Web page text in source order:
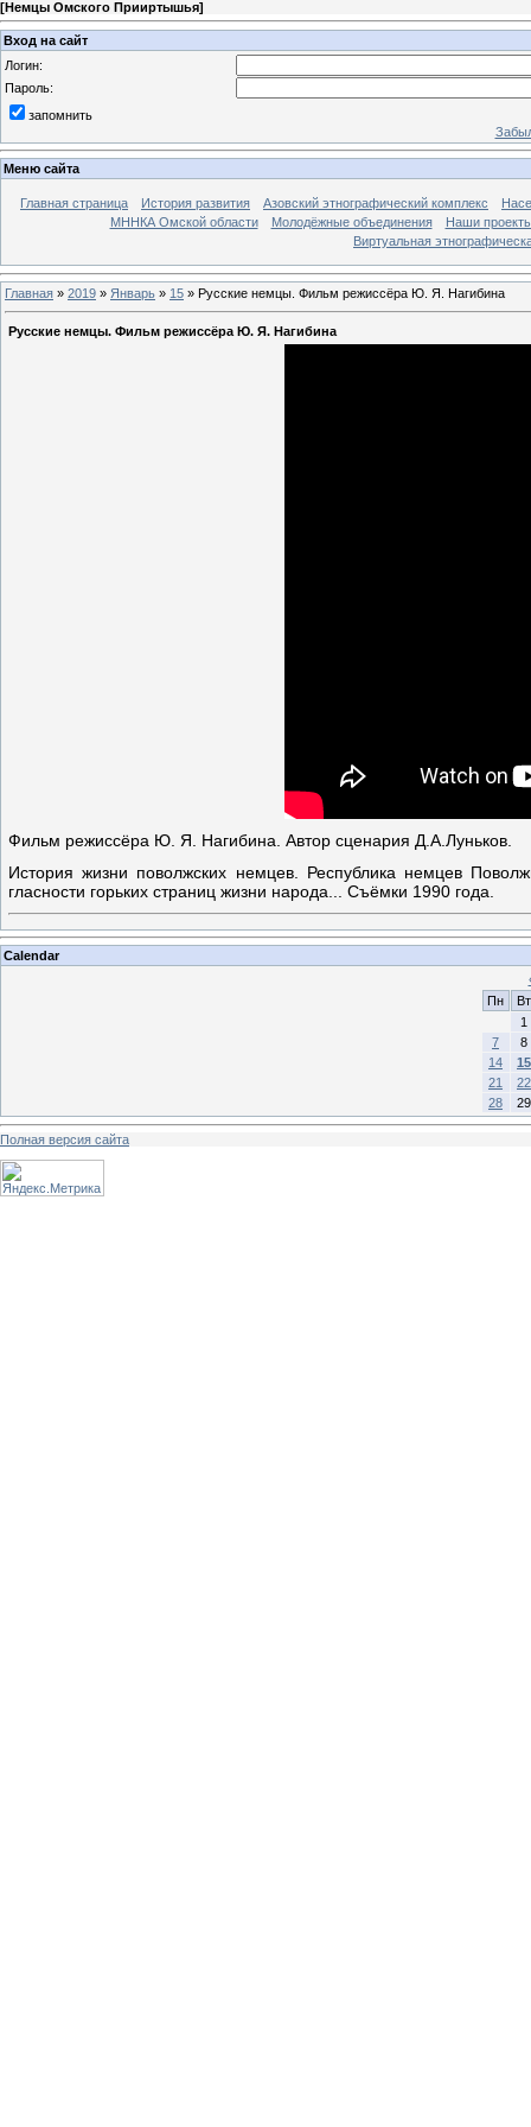
[Немцы Омского Прииртышья]
Вход на сайт
Логин:
Пароль:
запомнить
Меню сайта
Главная страница История развития Азовский этнографический комплекс
МННКА Омской области
Молодёжные объединения
Наши
Виртуальная
Главная » 2019 » Январь » 15 » Русские немцы. Фильм режиссёра Ю. Я. Нагибина
Русские немцы. Фильм режиссёра Ю. Я. Нагибина
Фильм режиссёра Ю. Я. Нагибина. Автор сценария Д.А.Луньков.
История жизни поволжских немцев. Республика немцев
гласности горьких страниц жизни народа... Съёмки 1990 года.
Calendar
Пн
Вт
1
7
8
14
15
21
22
28
29
Полная версия сайта